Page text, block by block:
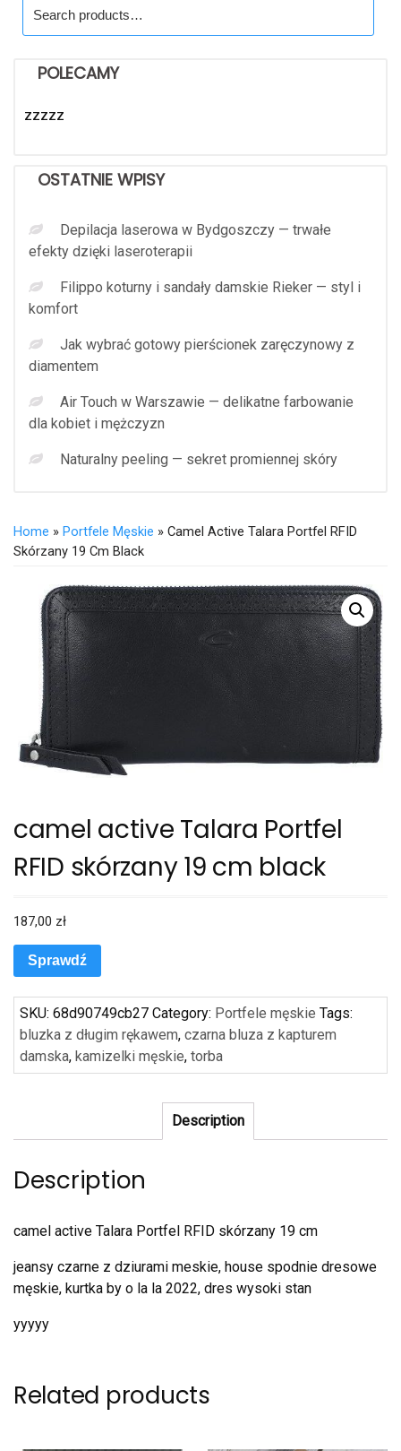
for:
POLECAMY
zzzzz
OSTATNIE WPISY
Depilacja laserowa w Bydgoszczy — trwałe
efekty dzięki laseroterapii
Filippo koturny i sandały damskie Rieker — styl i
komfort
Jak wybrać gotowy pierścionek zaręczynowy z
diamentem
Air Touch w Warszawie — delikatne farbowanie
dla kobiet i mężczyzn
Naturalny peeling — sekret promiennej skóry
Home » Portfele Męskie » Camel Active Talara Portfel RFID
Skórzany 19 Cm Black
camel active Talara Portfel
RFID skórzany 19 cm black
187,00 zł
Sprawdź
SKU: 68d90749cb27 Category: Portfele męskie Tags:
bluzka z długim rękawem, czarna bluza z kapturem
damska, kamizelki męskie, torba
Description
Description
camel active Talara Portfel RFID skórzany 19 cm
jeansy czarne z dziurami meskie, house spodnie dresowe
męskie, kurtka by o la la 2022, dres wysoki stan
yyyyy
Related products